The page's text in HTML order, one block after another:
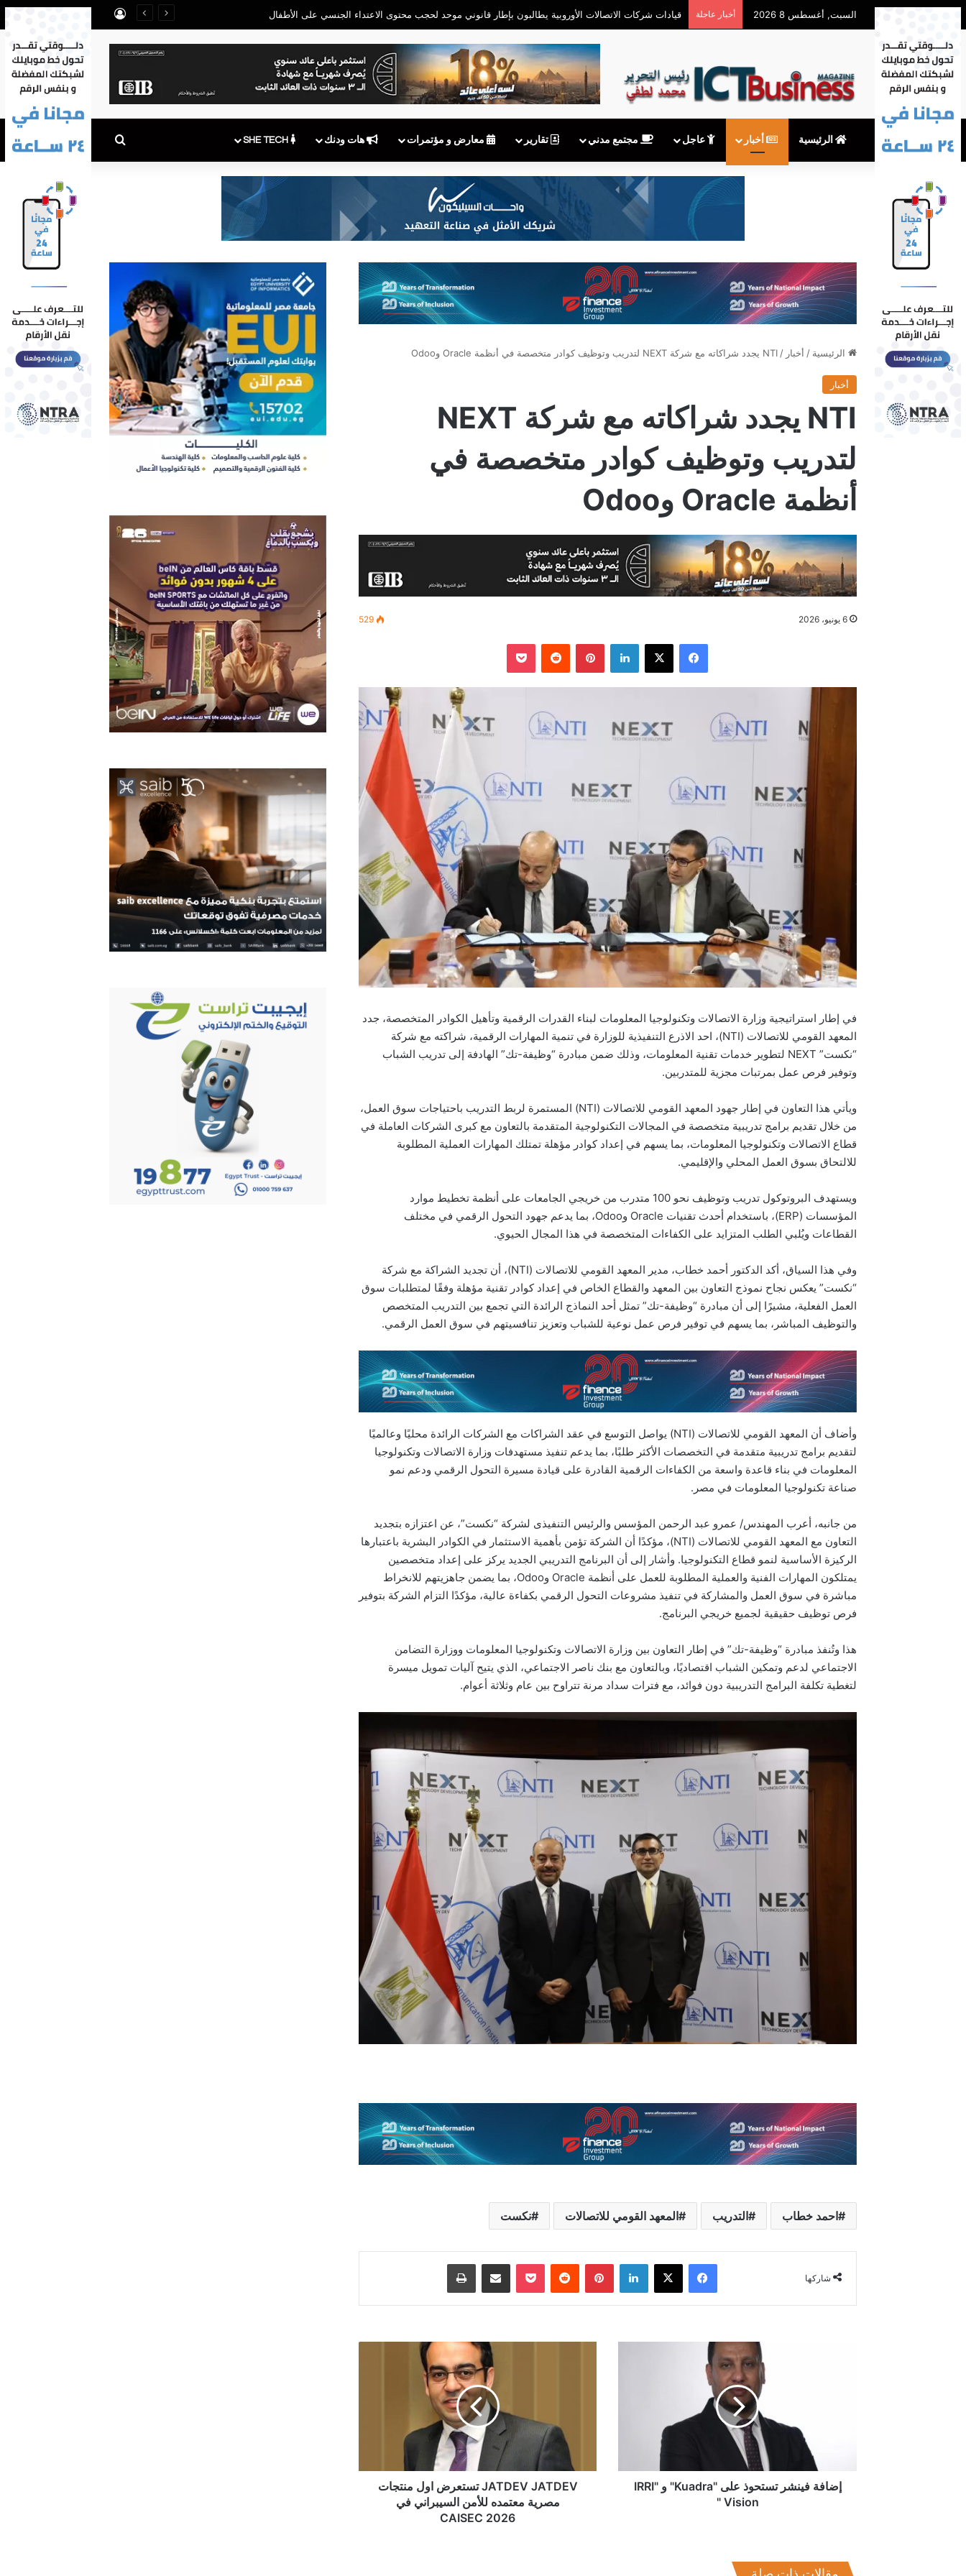
السبت, أغسطس 8 2026 أخبار عاجلة معهدITI شريك أكاديمي في المؤتمر السنوي للمنظمة العربية لشبكات البحث والتعليم تسجيل الدخول
الرئيسية أخبار عاجل مجتمع مدني تقارير معارض و مؤتمرات هات ودنك بحث عن
الرئيسية / أخبار /NTI يجدد شراكاته مع شركة NEXT لتدريب وتوظيف كوادر متخصصة في أنظمة Oracle وOdoo
أخبار
NTI يجدد شراكاته مع شركة NEXT
لتدريب وتوظيف كوادر متخصصة في
أنظمة Oracle وOdoo
6 يونيو، 2026 529
فيسبوك ‫X لينكدإن بينتيريست
‏Reddit
‫Pocket
في إطار استراتيجية وزارة الاتصالات وتكنولوجيا المعلومات لبناء القدرات الرقمية وتأهيل الكوادر المتخصصة، جدد
المعهد القومي للاتصالات (NTI)، احد الاذرع التنفيذية للوزارة في تنمية المهارات الرقمية، شراكته مع شركة
“نكست” NEXT لتطوير خدمات تقنية المعلومات، وذلك ضمن مبادرة “وظيفة-تك” الهادفة إلى تدريب الشباب
وتوفير فرص عمل بمرتبات مجزية للمتدربين.
ويأتي هذا التعاون في إطار جهود المعهد القومي للاتصالات (NTI) المستمرة لربط التدريب باحتياجات سوق العمل،
من خلال تقديم برامج تدريبية متخصصة في المجالات التكنولوجية المتقدمة بالتعاون مع كبرى الشركات العاملة في
قطاع الاتصالات وتكنولوجيا المعلومات، بما يسهم في إعداد كوادر مؤهلة تمتلك المهارات العملية المطلوبة
للالتحاق بسوق العمل المحلي والإقليمي.
ويستهدف البروتوكول تدريب وتوظيف نحو 100 متدرب من خريجي الجامعات على أنظمة تخطيط موارد
المؤسسات (ERP)، باستخدام أحدث تقنيات Oracle وOdoo، بما يدعم جهود التحول الرقمي في مختلف
القطاعات ويُلبي الطلب المتزايد على الكفاءات المتخصصة في هذا المجال الحيوي.
وفي هذا السياق، أكد الدكتور أحمد خطاب، مدير المعهد القومي للاتصالات (NTI)، أن تجديد الشراكة مع شركة
“نكست” يعكس نجاح نموذج التعاون بين المعهد والقطاع الخاص في إعداد كوادر تقنية مؤهلة وفقًا لمتطلبات سوق
العمل الفعلية، مشيرًا إلى أن مبادرة “وظيفة-تك” تمثل أحد النماذج الرائدة التي تجمع بين التدريب المتخصص
والتوظيف المباشر، بما يسهم في توفير فرص عمل نوعية للشباب وتعزيز تنافسيتهم في سوق العمل الرقمي.
وأضاف أن المعهد القومي للاتصالات (NTI) يواصل التوسع في عقد الشراكات مع الشركات الرائدة محليًا وعالميًا
لتقديم برامج تدريبية متقدمة في التخصصات الأكثر طلبًا، بما يدعم تنفيذ مستهدفات وزارة الاتصالات وتكنولوجيا
المعلومات في بناء قاعدة واسعة من الكفاءات الرقمية القادرة على قيادة مسيرة التحول الرقمي ودعم نمو
صناعة تكنولوجيا المعلومات في مصر.
من جانبه، أعرب المهندس/ عمرو عبد الرحمن المؤسس والرئيس التنفيذى لشركة “نكست”، عن اعتزازه بتجديد
التعاون مع المعهد القومي للاتصالات (NTI)، مؤكدًا أن الشركة تؤمن بأهمية الاستثمار في الكوادر البشرية باعتبارها
الركيزة الأساسية لنمو قطاع التكنولوجيا. وأشار إلى أن البرنامج التدريبي الجديد يركز على إعداد متخصصين
يمتلكون المهارات الفنية والعملية المطلوبة للعمل على أنظمة Oracle وOdoo، بما يضمن جاهزيتهم للانخراط
مباشرة في سوق العمل والمشاركة في تنفيذ مشروعات التحول الرقمي بكفاءة عالية، مؤكدًا التزام الشركة بتوفير
فرص توظيف حقيقية لجميع خريجي البرنامج.
هذا وتُنفذ مبادرة “وظيفة-تك” في إطار التعاون بين وزارة الاتصالات وتكنولوجيا المعلومات ووزارة التضامن
الاجتماعي لدعم وتمكين الشباب اقتصاديًا، وبالتعاون مع بنك ناصر الاجتماعي، الذي يتيح آليات تمويل ميسرة
لتغطية تكلفة البرامج التدريبية دون فوائد، مع فترات سداد مرنة تتراوح بين عام وثلاثة أعوام.
احمد خطاب التدريب المعهد القومي للاتصالات نكست
شاركها
فيسبوك ‫X لينكدإن بينتيريست
‏Reddit
‫Pocket مشاركة عبر البريد طباعة
إضافة فينشر تستحوذ على "Kuadra" و "IRRI
Vision "
السيبراني
JATDEV JATDEV تستعرض اول منتجات
مصرية معتمده للأمن السيبراني في
CAISEC 2026